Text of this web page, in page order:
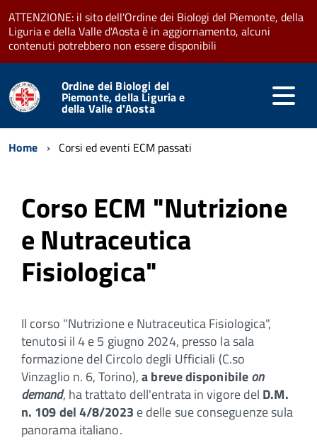
ATTENZIONE: il sito dell'Ordine dei Biologi del Piemonte, della
Liguria e della Valle d'Aosta è in aggiornamento, alcuni
contenuti potrebbero non essere disponibili
Ordine dei Biologi del
Piemonte, della Liguria e
della Valle d'Aosta
Home Corsi ed eventi ECM passati
Corso ECM "Nutrizione
e Nutraceutica
Fisiologica"
Il corso "Nutrizione e Nutraceutica Fisiologica",
tenutosi il 4 e 5 giugno 2024, presso la sala
formazione del Circolo degli Ufficiali (C.so
Vinzaglio n. 6, Torino),a breve disponibileon
demand, ha trattato dell'entrata in vigore del D.M.
n. 109 del 4/8/2023 e delle sue conseguenze sula
panorama italiano.